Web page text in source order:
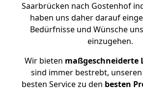
Saarbrücken nach Gostenhof
haben uns daher darauf
Bedürfnisse und Wünsche
einzugehen.
Wir bieten maßgeschneiderte
sind immer bestrebt,
besten Service zu den besten